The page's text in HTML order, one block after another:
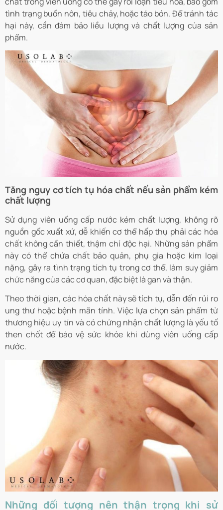
tình trạng buồn nôn, tiêu chảy, hoặc táo bón. Để tránh tác
hại này, cần đảm bảo liều lượng và chất lượng của sản
phẩm.
Tăng nguy cơ tích tụ hóa chất nếu sản phẩm kém
chất lượng
Sử dụng viên uống cấp nước kém chất lượng, không rõ
nguồn gốc xuất xứ, dễ khiến cơ thể hấp thụ phải các hóa
chất không cần thiết, thậm chí độc hại. Những sản phẩm
này có thể chứa chất bảo quản, phụ gia hoặc kim loại
nặng, gây ra tình trạng tích tụ trong cơ thể, làm suy giảm
chức năng của các cơ quan, đặc biệt là gan và thận.
Theo thời gian, các hóa chất này sẽ tích tụ, dẫn đến rủi ro
ung thư hoặc bệnh mãn tính. Việc lựa chọn sản phẩm từ
thương hiệu uy tín và có chứng nhận chất lượng là yếu tố
then chốt để bảo vệ sức khỏe khi dùng viên uống cấp
nước.
Những đối tượng nên thận trọng khi sử